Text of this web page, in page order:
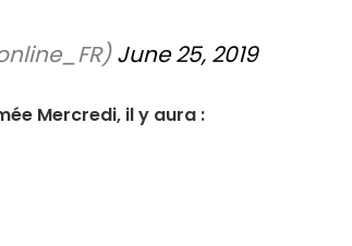
June 25, 2019
Mercredi, il y aura :